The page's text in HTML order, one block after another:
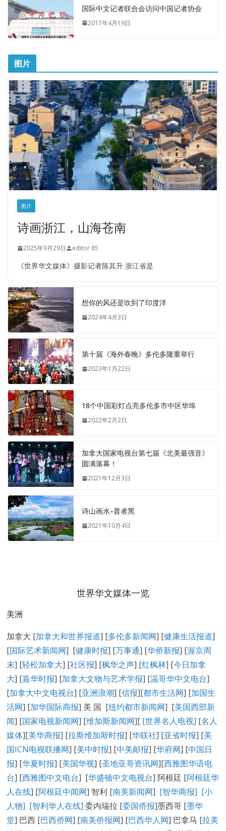
国际中文记者联合会访问中国记者协会
2017年4月19日
图片
图片
诗画浙江，山海苍南
2025年9月29日 editor 85
《世界华文媒体》摄影记者陈其升 浙江省是
想你的风还是吹到了印度洋
2024年4月3日
第十届《海外春晚》多伦多隆重举行
2023年1月22日
18个中国彩灯点亮多伦多市中区华埠
2022年2月2日
加拿大国家电视台第七届《北美最强音》
圆满落幕！
2021年12月3日
诗山画水–普者黑
2021年10月4日
世界华文媒体一览
美洲
加拿大 [加拿大和世界报道] [多伦多新闻网] [健康生活报道]
[国际艺术新闻网] [健康时报] [万事通] [华侨新报] [渥京周
末] [轻松加拿大] [社区报] [枫华之声] [红枫林] [今日加拿
大] [嘉华时报] [加拿大文物与艺术学报] [温哥华中文电台]
[加拿大中文电视台] [亚洲浪潮] [信报][都市生活网] [加国生
活网] [加华国际商报] 美 国 [纽约都市新闻网] [美国西部新
闻] [国家电视新闻网] [维加斯新闻网][ [世界名人电视] [名人
媒体][美华商报] [拉斯维加斯时报] [华联社] [亚省时报] [美
国ICN电视联播网] [美中时报] [中美邮报] [华府网] [中国日
报] [华夏时报] [美国华视] [圣地亚哥资讯网][西雅图华语电
台] [西雅图中文电台] [华盛顿中文电视台] 阿根廷 [阿根廷华
人在线] [阿根廷中闻网] 智利 [南美新闻网] [智华商报] [小
人物] [智利华人在线] 委内瑞拉 [委国侨报]墨西哥 [墨华
堂] 巴西 [巴西侨网] [南美侨报网] [巴西华人网] 巴拿马 [拉美